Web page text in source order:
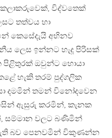
විද්වතෙක්
තත්වය හා
කෙසේදැයි අභිනව
ලෙස ඉන්නට හැදූ පිරිසක්
පිළිතුරක් ඔවුන්ට හොයා
හැකි තරම් පුද්ගලික
දමමින් තමන් විනෝදවෙන
ඇසුරු කරමින්, කැනක
සම්මාන වලට බණිමින්
බව පෙනවමින් විකුණන්න